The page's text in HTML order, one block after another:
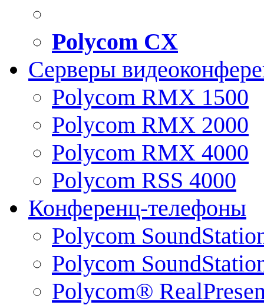
Polycom CX
Серверы
Polycom RMX 1500
Polycom RMX 2000
Polycom RMX 4000
Polycom RSS 4000
Конференц-телефоны
Polycom
Polycom
Polycom®